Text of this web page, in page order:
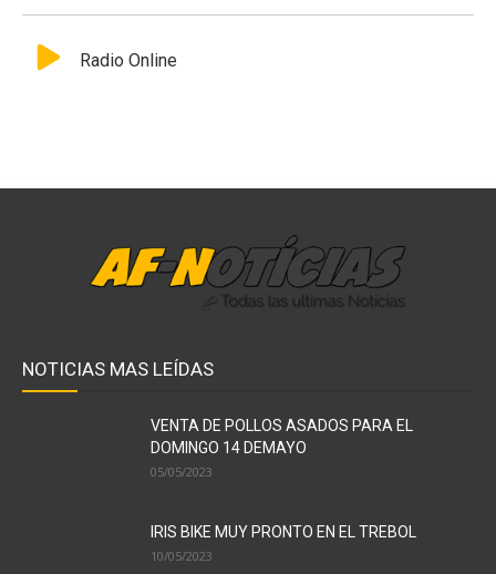
Radio Online
NOTICIAS MAS LEÍDAS
VENTA DE POLLOS ASADOS PARA EL
DOMINGO 14 DEMAYO
05/05/2023
IRIS BIKE MUY PRONTO EN EL TREBOL
10/05/2023